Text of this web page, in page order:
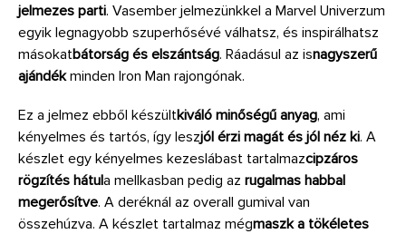
jelmezes parti. Vasember jelmezünkkel a Marvel Univerzum
egyik legnagyobb szuperhősévé válhatsz, és inspirálhatsz
másokatbátorság és elszántság. Ráadásul az isnagyszerű
ajándékminden Iron Man rajongónak.
Ez a jelmez ebből készültkiváló minőségű anyag, ami
kényelmes és tartós, így leszjól érzi magát és jól néz ki. A
készlet egy kényelmes kezeslábast tartalmazcipzáros
rögzítés hátula mellkasban pedig az rugalmas habbal
megerősítve. A deréknál az overall gumival van
összehúzva. A készlet tartalmaz mégmaszk a tökéletes